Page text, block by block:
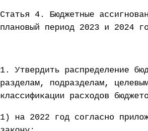
Статья 4. Бюджетные
плановый период 2023 и 2024
1. Утвердить распределение
разделам, подразделам,
классификации расходов
1) на 2022 год согласно